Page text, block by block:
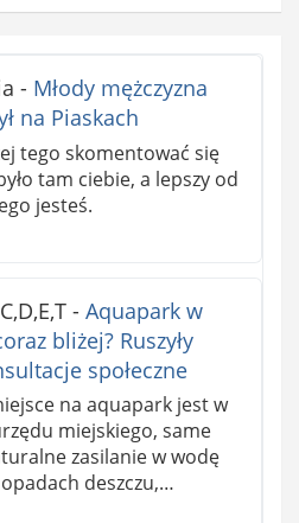
- Młody mężczyzna
na Piaskach
tego skomentować się
tam ciebie, a lepszy od
jesteś.
- Aquapark w
bliżej? Ruszyły
społeczne
na aquapark jest w
miejskiego, same
zasilanie w wodę
deszczu,…